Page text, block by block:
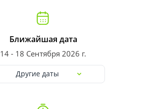
Ближайшая дата
14 - 18 Сентября 2026 г.
Другие даты